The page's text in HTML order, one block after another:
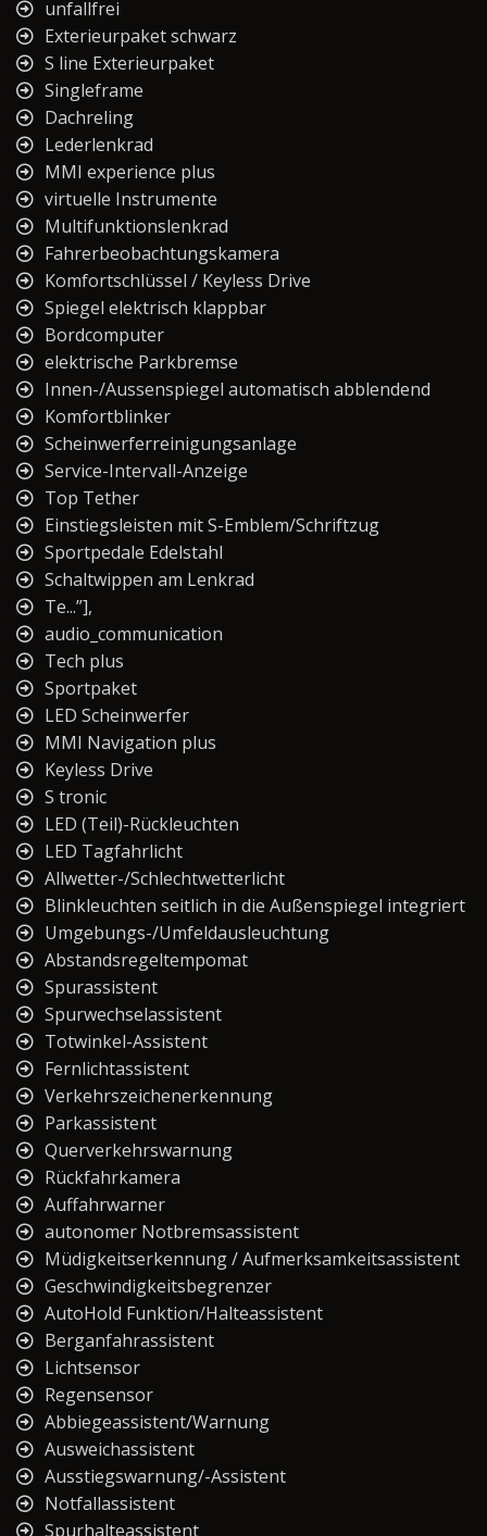
unfallfrei
Exterieurpaket schwarz
S line Exterieurpaket
Singleframe
Dachreling
Lederlenkrad
MMI experience plus
virtuelle Instrumente
Multifunktionslenkrad
Fahrerbeobachtungskamera
Komfortschlüssel / Keyless Drive
Spiegel elektrisch klappbar
Bordcomputer
elektrische Parkbremse
Innen-/Aussenspiegel automatisch abblendend
Komfortblinker
Scheinwerferreinigungsanlage
Service-Intervall-Anzeige
Top Tether
Einstiegsleisten mit S-Emblem/Schriftzug
Sportpedale Edelstahl
Schaltwippen am Lenkrad
Te...”],
audio_communication
Tech plus
Sportpaket
LED Scheinwerfer
MMI Navigation plus
Keyless Drive
S tronic
LED (Teil)-Rückleuchten
LED Tagfahrlicht
Allwetter-/Schlechtwetterlicht
Blinkleuchten seitlich in die Außenspiegel integriert
Umgebungs-/Umfeldausleuchtung
Abstandsregeltempomat
Spurassistent
Spurwechselassistent
Totwinkel-Assistent
Fernlichtassistent
Verkehrszeichenerkennung
Parkassistent
Querverkehrswarnung
Rückfahrkamera
Auffahrwarner
autonomer Notbremsassistent
Müdigkeitserkennung / Aufmerksamkeitsassistent
Geschwindigkeitsbegrenzer
AutoHold Funktion/Halteassistent
Berganfahrassistent
Lichtsensor
Regensensor
Abbiegeassistent/Warnung
Ausweichassistent
Ausstiegswarnung/-Assistent
Notfallassistent
Spurhalteassistent